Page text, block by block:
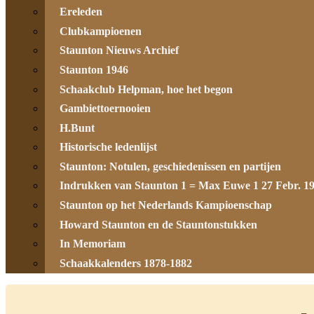
Ereleden
Clubkampioenen
Staunton Nieuws Archief
Staunton 1946
Schaakclub Helpman, hoe het begon
Gambiettoernooien
H.Bunt
Historische ledenlijst
Staunton: Notulen, geschiedenissen en partijen
Indrukken van Staunton 1 = Max Euwe 1 27 Febr.
Staunton op het Nederlands Kampioenschap
Howard Staunton en de Stauntonstukken
In Memoriam
Schaakkalenders 1878-1882